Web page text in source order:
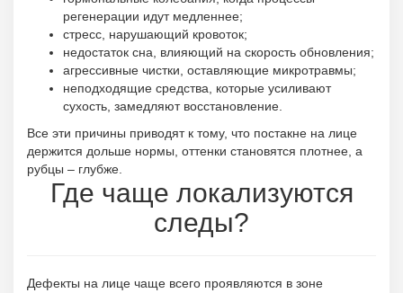
регенерации идут медленнее;
стресс, нарушающий кровоток;
недостаток сна, влияющий на скорость обновления;
агрессивные чистки, оставляющие микротравмы;
неподходящие средства, которые усиливают
сухость, замедляют восстановление.
Все эти причины приводят к тому, что постакне на лице
держится дольше нормы, оттенки становятся плотнее, а
рубцы – глубже.
Где чаще локализуются
следы?
Дефекты на лице чаще всего проявляются в зоне